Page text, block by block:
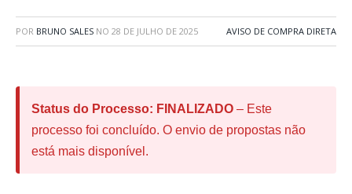
POR BRUNO SALES NO 28 DE JULHO DE 2025 AVISO DE COMPRA DIRETA
Status do Processo: FINALIZADO – Este
processo foi concluído. O envio de propostas não
está mais disponível.